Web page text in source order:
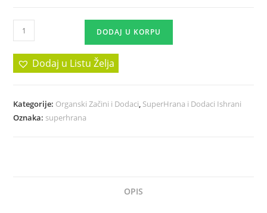
DODAJ U KORPU
Dodaj u Listu Želja
Kategorije: Organski Začini i Dodaci, SuperHrana i Dodaci Ishrani
Oznaka: superhrana
OPIS